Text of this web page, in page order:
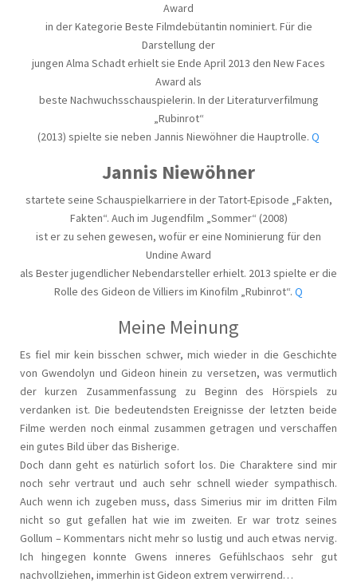
Award
in der Kategorie Beste Filmdebütantin nominiert. Für die
Darstellung der
jungen Alma Schadt erhielt sie Ende April 2013 den New Faces
Award als
beste Nachwuchsschauspielerin. In der Literaturverfilmung
„Rubinrot“
(2013) spielte sie neben Jannis Niewöhner die Hauptrolle. Q
Jannis Niewöhner
startete seine Schauspielkarriere in der Tatort-Episode „Fakten,
Fakten“. Auch im Jugendfilm „Sommer“ (2008)
ist er zu sehen gewesen, wofür er eine Nominierung für den
Undine Award
als Bester jugendlicher Nebendarsteller erhielt. 2013 spielte er die
Rolle des Gideon de Villiers im Kinofilm „Rubinrot“. Q
Meine Meinung
Es fiel mir kein bisschen schwer, mich wieder in die Geschichte
von Gwendolyn und Gideon hinein zu versetzen, was vermutlich
der kurzen Zusammenfassung zu Beginn des Hörspiels zu
verdanken ist. Die bedeutendsten Ereignisse der letzten beide
Filme werden noch einmal zusammen getragen und verschaffen
ein gutes Bild über das Bisherige.
Doch dann geht es natürlich sofort los. Die Charaktere sind mir
noch sehr vertraut und auch sehr schnell wieder sympathisch.
Auch wenn ich zugeben muss, dass Simerius mir im dritten Film
nicht so gut gefallen hat wie im zweiten. Er war trotz seines
Gollum – Kommentars nicht mehr so lustig und auch etwas nervig.
Ich hingegen konnte Gwens inneres Gefühlschaos sehr gut
nachvollziehen, immerhin ist Gideon extrem verwirrend…